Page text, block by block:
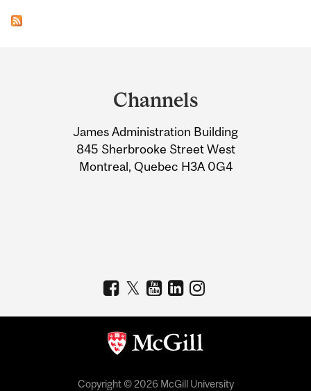
Information
Channels
James Administration Building
845 Sherbrooke Street West
Montreal, Quebec H3A 0G4
Copyright © 2026 McGill University